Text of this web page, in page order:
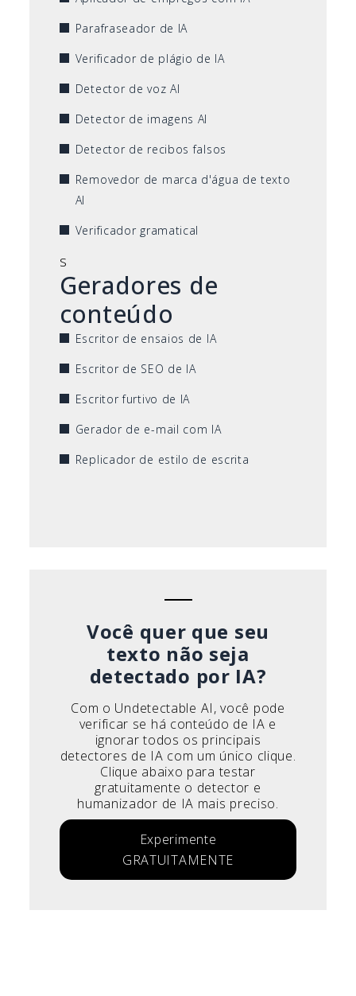
Parafraseador de IA
Verificador de plágio de IA
Detector de voz AI
Detector de imagens AI
Detector de recibos falsos
Removedor de marca d'água de texto
AI
Verificador gramatical
s
Geradores de
conteúdo
Escritor de ensaios de IA
Escritor de SEO de IA
Escritor furtivo de IA
Gerador de e-mail com IA
Replicador de estilo de escrita
Você quer que seu
texto não seja
detectado por IA?
Com o Undetectable AI, você pode
verificar se há conteúdo de IA e
ignorar todos os principais
detectores de IA com um único clique.
Clique abaixo para testar
gratuitamente o detector e
humanizador de IA mais preciso.
Experimente
GRATUITAMENTE